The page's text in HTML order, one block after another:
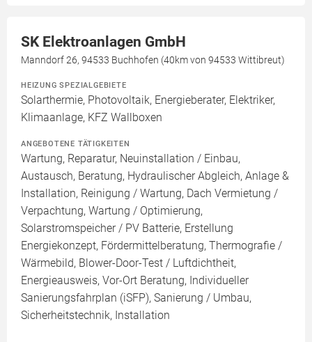
SK Elektroanlagen GmbH
Manndorf 26, 94533 Buchhofen (40km von 94533 Wittibreut)
HEIZUNG SPEZIALGEBIETE
Solarthermie, Photovoltaik, Energieberater, Elektriker,
Klimaanlage, KFZ Wallboxen
ANGEBOTENE TÄTIGKEITEN
Wartung, Reparatur, Neuinstallation / Einbau,
Austausch, Beratung, Hydraulischer Abgleich, Anlage &
Installation, Reinigung / Wartung, Dach Vermietung /
Verpachtung, Wartung / Optimierung,
Solarstromspeicher / PV Batterie, Erstellung
Energiekonzept, Fördermittelberatung, Thermografie /
Wärmebild, Blower-Door-Test / Luftdichtheit,
Energieausweis, Vor-Ort Beratung, Individueller
Sanierungsfahrplan (iSFP), Sanierung / Umbau,
Sicherheitstechnik, Installation